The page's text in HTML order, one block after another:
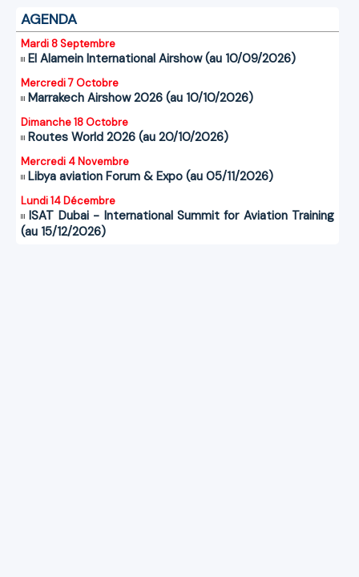
AGENDA
Mardi 8 Septembre
El Alamein International Airshow (au 10/09/2026)
Mercredi 7 Octobre
Marrakech Airshow 2026 (au 10/10/2026)
Dimanche 18 Octobre
Routes World 2026 (au 20/10/2026)
Mercredi 4 Novembre
Libya aviation Forum & Expo (au 05/11/2026)
Lundi 14 Décembre
ISAT Dubai - International Summit for Aviation Training
(au 15/12/2026)